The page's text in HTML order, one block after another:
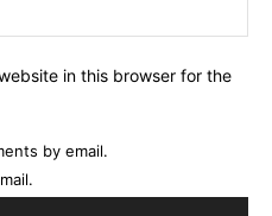
in this browser for the
by email.